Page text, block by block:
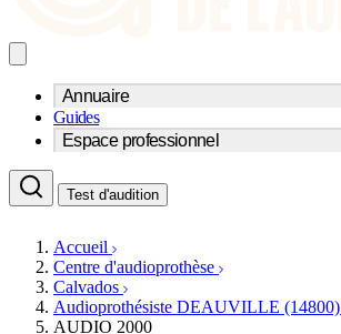
Annuaire
Trouvez un professionnel de l'audition
Centre d'audioprothèse
Médecins ORL & Phoniatres
Écoles spécialisées
Fournisseurs
Associations
Guides
Espace professionnel
Acteurs et services
Fournisseurs
Services ORL
Orthophonistes
Formations et écoles
Organismes / Syndicats
Produits
Test d'audition
Accueil
Centre d'audioprothèse
Calvados
Audioprothésiste DEAUVILLE (14800)
AUDIO 2000